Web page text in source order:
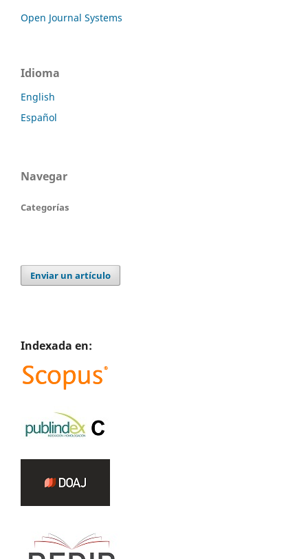
Open Journal Systems
Idioma
English
Español
Navegar
Categorías
Enviar un artículo
Indexada en: